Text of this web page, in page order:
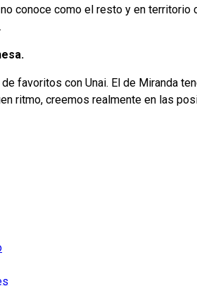
conoce como el resto y en
favoritos con Unai. El de Miranda
ritmo, creemos realmente en las